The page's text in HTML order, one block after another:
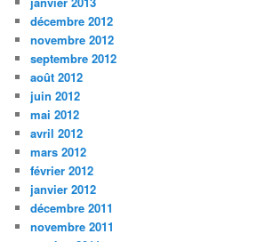
décembre 2012
novembre 2012
septembre 2012
août 2012
juin 2012
mai 2012
avril 2012
mars 2012
février 2012
janvier 2012
décembre 2011
novembre 2011